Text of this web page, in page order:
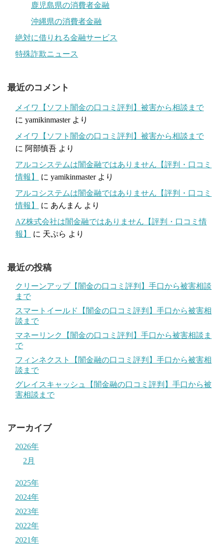
鹿児島県の消費者金融
沖縄県の消費者金融
絶対に借りれる金融サービス
特殊詐欺ニュース
最近のコメント
メイワ【ソフト闇金の口コミ評判】被害から相談まで
に yamikinmasterより
メイワ【ソフト闇金の口コミ評判】被害から相談まで
に 阿部慎吾 より
アルコシステムは闇金融ではありません【評判・口コミ
情報】
に yamikinmasterより
アルコシステムは闇金融ではありません【評判・口コミ
情報】
に あんまん より
AZ株式会社は闇金融ではありません【評判・口コミ情
報】
に 天ぷら より
最近の投稿
クリーンアップ【闇金の口コミ評判】手口から被害相談
まで
スマートイールド【闇金の口コミ評判】手口から被害相
談まで
マネーリンク【闇金の口コミ評判】手口から被害相談ま
で
フィンネクスト【闇金融の口コミ評判】手口から被害相
談まで
グレイスキャッシュ【闇金融の口コミ評判】手口から被
害相談まで
アーカイブ
2026年
2月
2025年
2024年
2023年
2022年
2021年